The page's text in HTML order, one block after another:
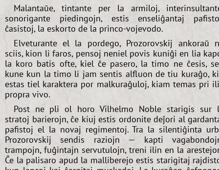
Malantaŭe, tintante per la armiloj,
sonorigante piedingojn, estis enseliĝantaj
ĉasistoj, la eskorto de la princo-vojevodo.
Elveturante el la pordego, Prozorovskij ankoraŭ
sciis, kion li faros, pensoj neniel povis kuniĝi en lia
la koro batis ofte, kiel ĉe pasero, la timo ne ĉesis,
kune kun la timo li jam sentis alfluon de tiu kuraĝo,
estas tiel karaktera por malkuraĝuloj, kiam temas pri
propra vivo.
Post ne pli ol horo Vilhelmo Noble starigis sur
stratoj barierojn, ĉe kiuj estis ordonite deĵori al
pafistoj el la novaj regimentoj. Tra la silentiĝinta
Prozorovskij sendis raziojn — kapti
trampojn, fuĝintajn servutulojn, treni ilin en la
Ĉe la palisaro apud la malliberejo estis starigitaj